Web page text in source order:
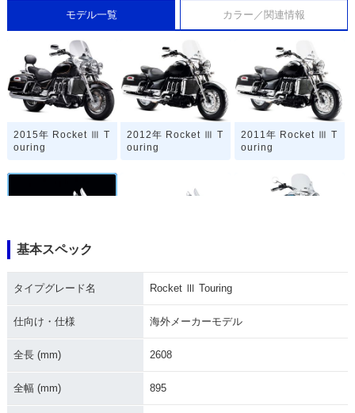
モデル一覧 カラー／関連情報
2015年 Rocket Ⅲ T
ouring
2012年 Rocket Ⅲ T
ouring
2011年 Rocket Ⅲ T
ouring
ouring
基本スペック
タイプグレード名 Rocket Ⅲ Touring
仕向け・仕様 海外メーカーモデル
全長 (mm) 2608
全幅 (mm) 895